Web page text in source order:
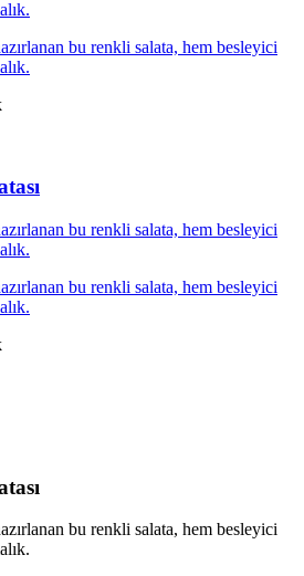
bu renkli salata, hem besleyici
bu renkli salata, hem besleyici
bu renkli salata, hem besleyici
bu renkli salata, hem besleyici